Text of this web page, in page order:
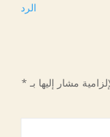
الرد
مشار إليها بـ *